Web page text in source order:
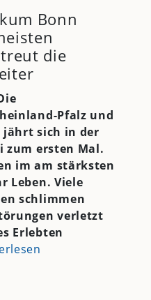
Bonn
die
Pfalz und
jährt sich in der
zum ersten Mal.
im am stärksten
Leben. Viele
schlimmen
verletzt
Erlebten